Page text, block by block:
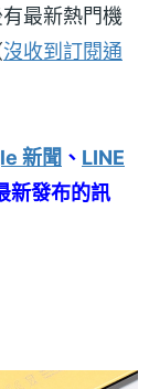
最新熱門機
沒收到訂閱通
新聞 、 LINE
新發布的訊